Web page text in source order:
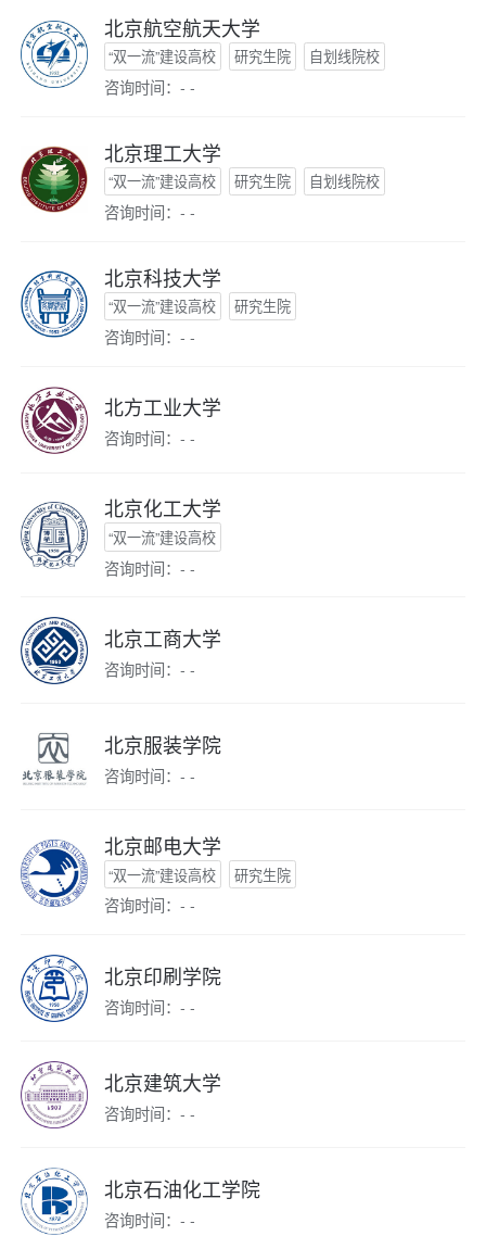
北京航空航天大学
“双一流”建设高校 研究生院 自划线院校
咨询时间：- -
北京理工大学
“双一流”建设高校 研究生院 自划线院校
咨询时间：- -
北京科技大学
“双一流”建设高校 研究生院
咨询时间：- -
北方工业大学
咨询时间：- -
北京化工大学
“双一流”建设高校
咨询时间：- -
北京工商大学
咨询时间：- -
北京服装学院
咨询时间：- -
北京邮电大学
“双一流”建设高校 研究生院
咨询时间：- -
北京印刷学院
咨询时间：- -
北京建筑大学
咨询时间：- -
北京石油化工学院
咨询时间：- -